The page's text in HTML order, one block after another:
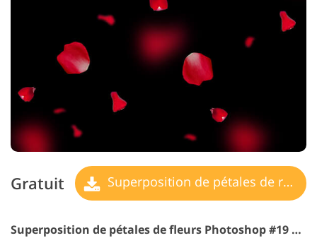
Gratuit Superposition de pétales de rose
Superposition de pétales de fleurs Photoshop #19 "Wind Blow"